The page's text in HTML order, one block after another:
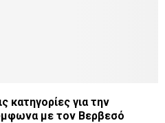
κατηγορίες για την
με τον Βερβεσό